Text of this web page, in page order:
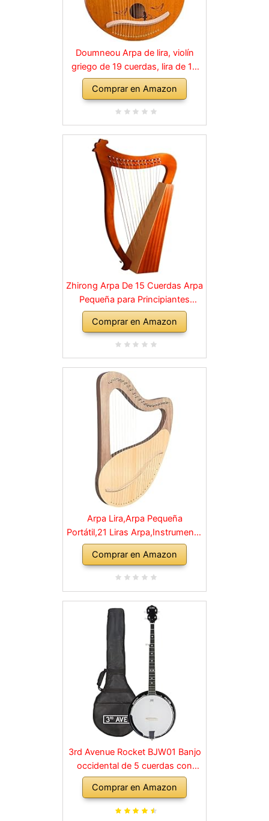
Doumneou Arpa de lira, violín
griego de 19 cuerdas, lira de 19
cuerdas, patrones únicos
tallados, símbolos fonéticos,
para amantes de la música,
Comprar en Amazon
Zhirong Arpa De 15 Cuerdas Arpa
Pequeña para Principiantes
Instrumentos De Cuerda De
Madera con Llave Ajustable Bolsa
Negra con (Color : Brown, Size :
Comprar en Amazon
Arpa Lira,Arpa Pequeña
Portátil,21 Liras Arpa,Instrumento
De Cuerda,Instrumento Caoba
con Cuerdas,Lira,Fácil De
Operar,con Llave De Afinación Y
la música
Comprar en Amazon
3rd Avenue Rocket BJW01 Banjo
occidental de 5 cuerdas con
bolso
Comprar en Amazon